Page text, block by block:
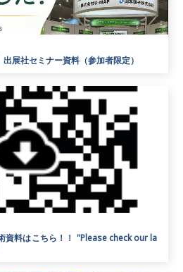
出展社セミナー資料（参加者限定）
資料はこちら！！ "Please check our la